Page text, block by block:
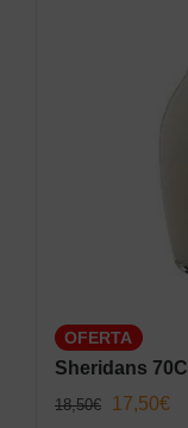
OFERTA
Sheridans 70Cl
18,50€
El
17,50€